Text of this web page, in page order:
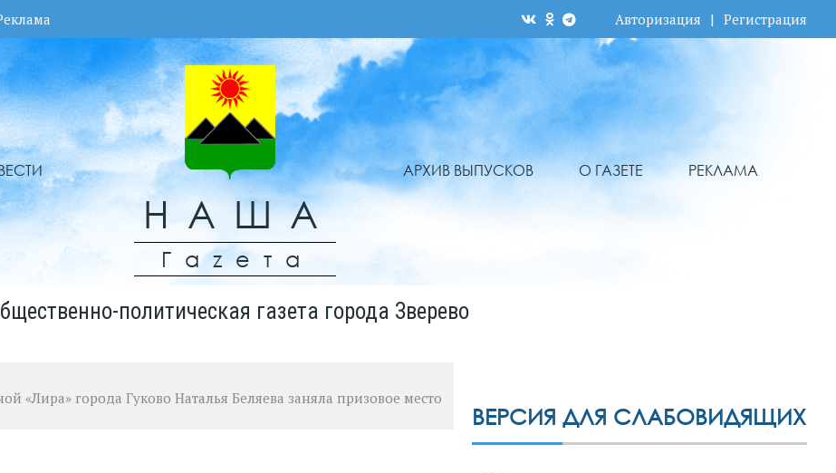
Авторизация | Регистрация
НАША
Гаzета
АРХИВ ВЫПУСКОВ О ГАЗЕТЕ РЕКЛАМА
политическая газета города Зверево
«Лира» города Гуково Наталья Беляева заняла призовое место
ВЕРСИЯ ДЛЯ СЛАБОВИДЯЩИХ